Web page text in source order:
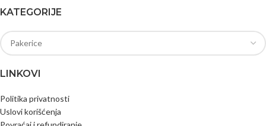
KATEGORIJE
LINKOVI
Politika privatnosti
Uslovi korišćenja